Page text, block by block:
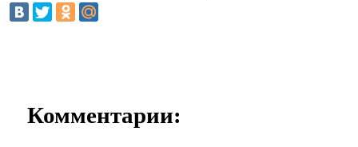
Комментарии: